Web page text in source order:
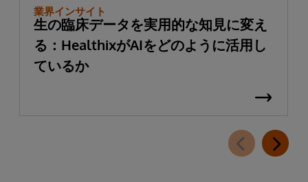
業界インサイト
生の臨床データを実用的な知見に変え
る：HealthixがAIをどのように活用し
ているか